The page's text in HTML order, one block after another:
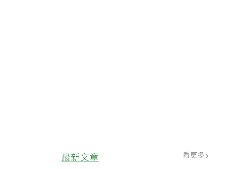
最新文章 看更多